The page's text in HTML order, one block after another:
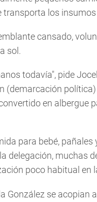
transporta los
cansado,
sol.
todavía", pide
(demarcación
en albergue
para bebé, pañales
delegación, muchas
poco habitual en
González se acopian